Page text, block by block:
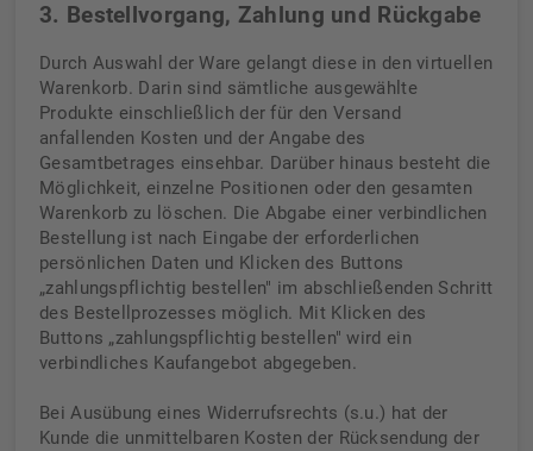
3. Bestellvorgang, Zahlung und Rückgabe
Durch Auswahl der Ware gelangt diese in den virtuellen
Warenkorb. Darin sind sämtliche ausgewählte
Produkte einschließlich der für den Versand
anfallenden Kosten und der Angabe des
Gesamtbetrages einsehbar. Darüber hinaus besteht die
Möglichkeit, einzelne Positionen oder den gesamten
Warenkorb zu löschen. Die Abgabe einer verbindlichen
Bestellung ist nach Eingabe der erforderlichen
persönlichen Daten und Klicken des Buttons
„zahlungspflichtig bestellen" im abschließenden Schritt
des Bestellprozesses möglich. Mit Klicken des
Buttons „zahlungspflichtig bestellen" wird ein
verbindliches Kaufangebot abgegeben.
Bei Ausübung eines Widerrufsrechts (s.u.) hat der
Kunde die unmittelbaren Kosten der Rücksendung der